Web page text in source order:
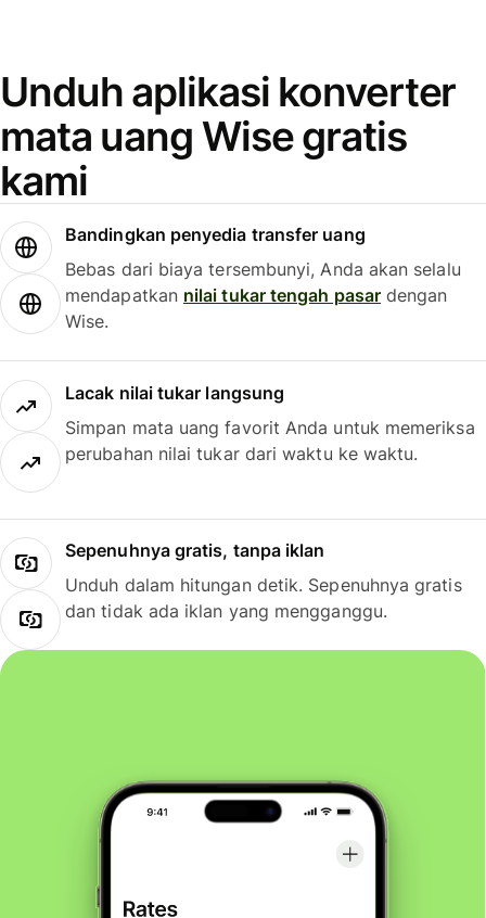
Unduh aplikasi konverter
mata uang Wise gratis
kami
Bandingkan penyedia transfer uang
Bebas dari biaya tersembunyi, Anda akan selalu
mendapatkan nilai tukar tengah pasardengan
Wise.
Lacak nilai tukar langsung
Simpan mata uang favorit Anda untuk memeriksa
perubahan nilai tukar dari waktu ke waktu.
Sepenuhnya gratis, tanpa iklan
Unduh dalam hitungan detik. Sepenuhnya gratis
dan tidak ada iklan yang mengganggu.